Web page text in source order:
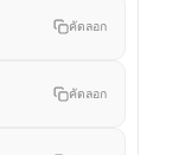
คัดลอก
คัดลอก